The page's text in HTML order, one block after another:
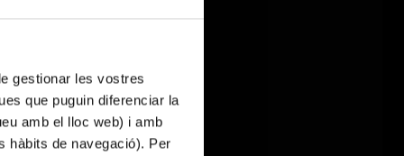
gestionar les vostres
que puguin diferenciar la
amb el lloc web) i amb
hàbits de navegació). Per